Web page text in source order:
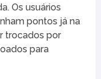
Os usuários
pontos já na
trocados por
para